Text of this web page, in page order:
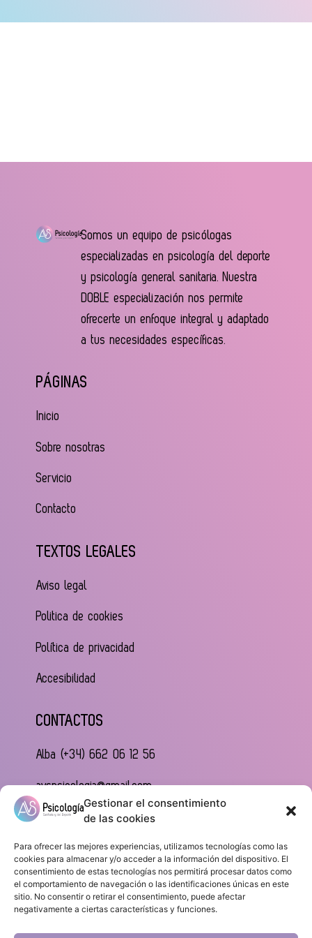
Gestionar el consentimiento
de las cookies
Para ofrecer las mejores experiencias, utilizamos tecnologías como las
cookies para almacenar y/o acceder a la información del dispositivo. El
consentimiento de estas tecnologías nos permitirá procesar datos como
el comportamiento de navegación o las identificaciones únicas en este
sitio. No consentir o retirar el consentimiento, puede afectar
negativamente a ciertas características y funciones.
Somos un equipo de psicólogas
especializadas en psicología del deporte
y psicología general sanitaria. Nuestra
DOBLE especialización nos permite
ofrecerte un enfoque integral y adaptado
a tus necesidades específicas.
PÁGINAS
Inicio
Sobre nosotras
Servicio
Contacto
TEXTOS LEGALES
Aviso legal
Politica de cookies
Política de privacidad
Accesibilidad
CONTACTOS
Alba (+34) 662 06 12 56
avspsicologia@gmail.com
Calle Ferraz 31